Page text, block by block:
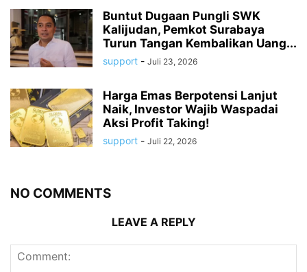
Buntut Dugaan Pungli SWK
Kalijudan, Pemkot Surabaya
Turun Tangan Kembalikan Uang...
support - Juli 23, 2026
Harga Emas Berpotensi Lanjut
Naik, Investor Wajib Waspadai
Aksi Profit Taking!
support - Juli 22, 2026
NO COMMENTS
LEAVE A REPLY